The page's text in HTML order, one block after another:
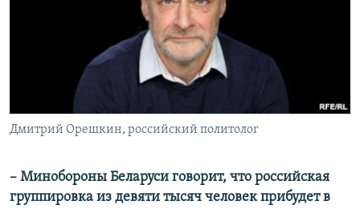
Дмитрий Орешкин, российский политолог
– Минобороны Беларуси говорит, что российская
группировка из девяти тысяч человек прибудет в